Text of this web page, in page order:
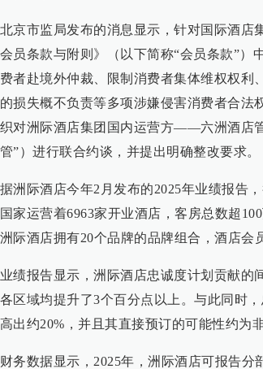
北京市监局发布的消息显示，针对国际酒店
会员条款与附则》（以下简称“会员条款”）
费者赴境外仲裁、限制消费者集体维权权利
的损失概不负责等多项涉嫌侵害消费者合法
织对洲际酒店集团国内运营方——六洲酒店
管”）进行联合约谈，并提出明确整改要求。
据洲际酒店今年2月发布的2025年业绩报告
国家运营着6963家开业酒店，客房总数超
洲际酒店拥有20个品牌的品牌组合，酒店会
业绩报告显示，洲际酒店忠诚度计划贡献的
各区域均提升了3个百分点以上。与此同时
高出约20%，并且其直接预订的可能性约为
财务数据显示，2025年，洲际酒店可报告分